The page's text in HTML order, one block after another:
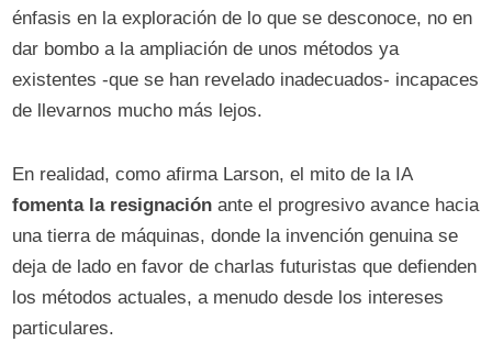
énfasis en la exploración de lo que se desconoce, no en
dar bombo a la ampliación de unos métodos ya
existentes -que se han revelado inadecuados- incapaces
de llevarnos mucho más lejos.
En realidad, como afirma Larson, el mito de la IA
fomenta la resignación ante el progresivo avance hacia
una tierra de máquinas, donde la invención genuina se
deja de lado en favor de charlas futuristas que defienden
los métodos actuales, a menudo desde los intereses
particulares.